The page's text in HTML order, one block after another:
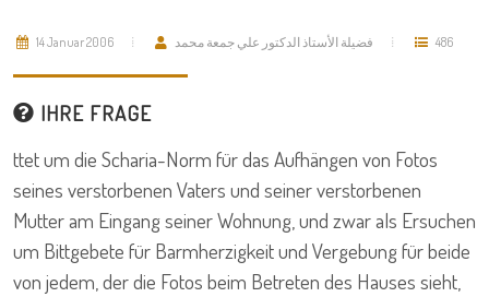
14 Januar 2006 فضيلة الأستاذ الدكتور علي جمعة محمد 486
IHRE FRAGE
ttet um die Scharia-Norm für das Aufhängen von Fotos
seines verstorbenen Vaters und seiner verstorbenen
Mutter am Eingang seiner Wohnung, und zwar als Ersuchen
um Bittgebete für Barmherzigkeit und Vergebung für beide
von jedem, der die Fotos beim Betreten des Hauses sieht,